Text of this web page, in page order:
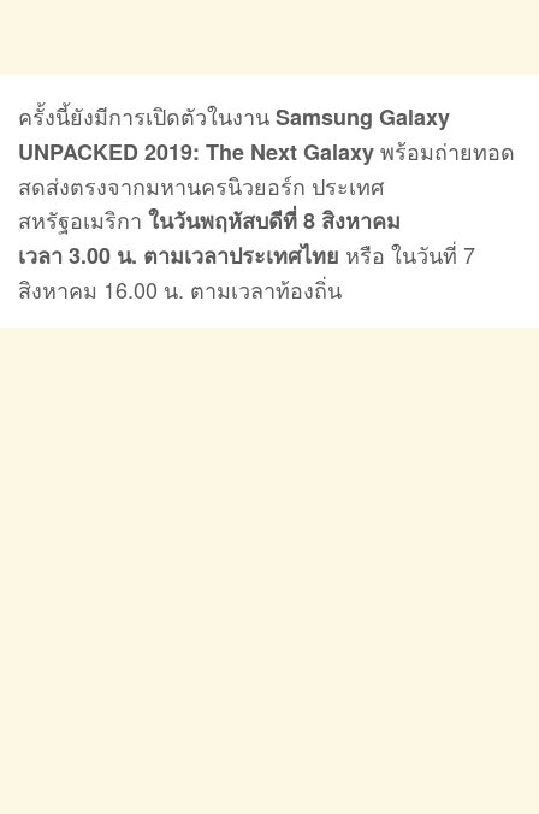
ครั้งนี้ยังมีการเปิดตัวในงานSamsung Galaxy
UNPACKED 2019: The Next Galaxyพร้อมถ่ายทอด
สดส่งตรงจากมหานครนิวยอร์ก ประเทศ
สหรัฐอเมริกา ในวันพฤหัสบดีที่ 8 สิงหาคม
เวลา 3.00 น. ตามเวลาประเทศไทย หรือ ในวันที่ 7
สิงหาคม 16.00 น. ตามเวลาท้องถิ่น